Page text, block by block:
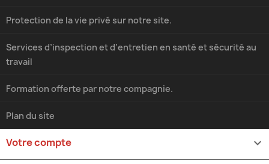
Protection de la vie privé sur notre site.
Services d’inspection et d’entretien en santé et sécurité au
travail
Formation offerte par notre compagnie.
Plan du site
Votre compte 